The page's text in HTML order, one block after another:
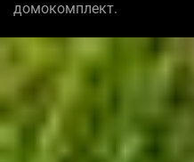
домокомплект.